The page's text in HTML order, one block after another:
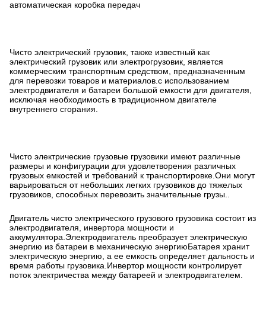
автоматическая коробка передач
Чисто электрический грузовик, также известный как
электрический грузовик или электрогрузовик, является
коммерческим транспортным средством, предназначенным
для перевозки товаров и материалов.с использованием
электродвигателя и батареи большой емкости для двигателя,
исключая необходимость в традиционном двигателе
внутреннего сгорания.
Чисто электрические грузовые грузовики имеют различные
размеры и конфигурации для удовлетворения различных
грузовых емкостей и требований к транспортировке.Они могут
варьироваться от небольших легких грузовиков до тяжелых
грузовиков, способных перевозить значительные грузы..
Двигатель чисто электрического грузового грузовика состоит из
электродвигателя, инвертора мощности и
аккумулятора.Электродвигатель преобразует электрическую
энергию из батареи в механическую энергиюБатарея хранит
электрическую энергию, а ее емкость определяет дальность и
время работы грузовика.Инвертор мощности контролирует
поток электричества между батареей и электродвигателем.